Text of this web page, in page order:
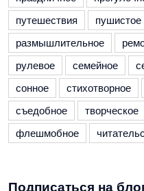
путешествия
пушистое
размышлительное
рулевое
семейное
сонное
стихотворное
съедобное
творческое
флешмобное
Подписаться на